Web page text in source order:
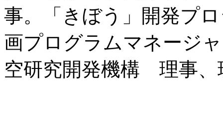
事。「きぼう」開発プ
画プログラムマネージ
空研究開発機構 理事、